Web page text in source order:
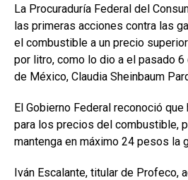
La Procuraduría Federal del
las primeras acciones contra las
el combustible a un precio
por litro, como lo dio a el pasado
de México, Claudia Sheinbaum
El Gobierno Federal reconoció
para los precios del combustible,
mantenga en máximo 24 pesos la
Iván Escalante, titular de Profeco,